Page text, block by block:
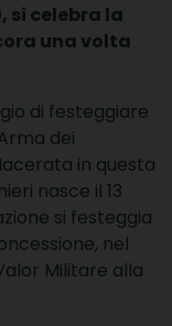
si celebra la
una volta
di festeggiare
dei
in questa
nasce il 13
si festeggia
nel
Militare alla